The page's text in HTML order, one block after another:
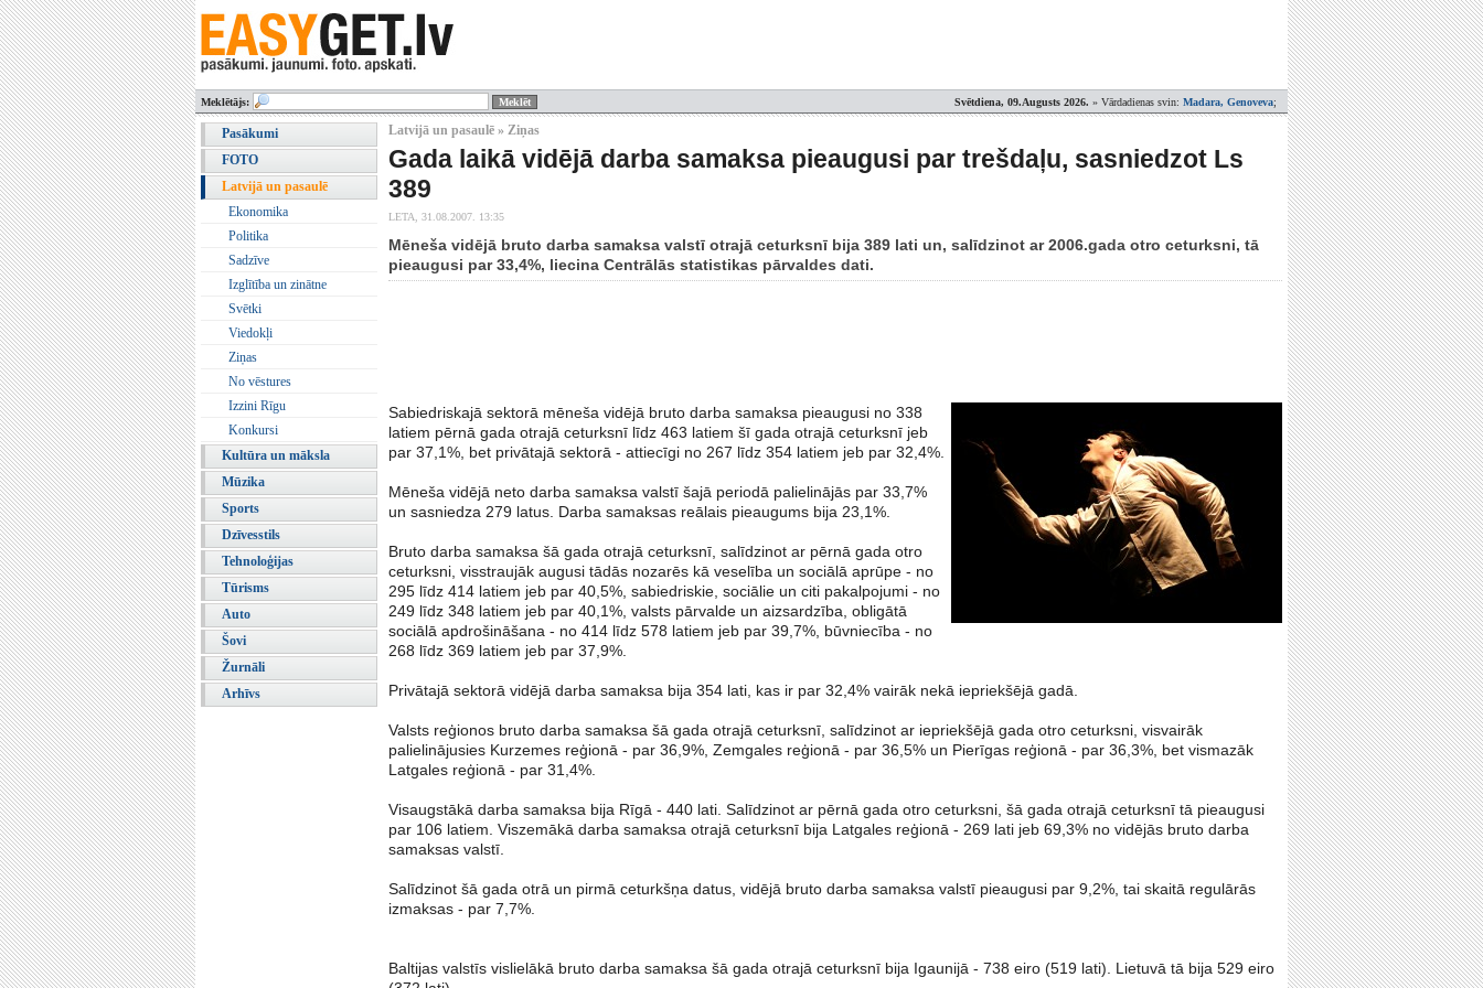
Svētdiena, 09.Augusts 2026. » Vārdadienas svin: Madara, Genoveva;
Meklētājs:
Pasākumi
FOTO
Latvijā un pasaulē
Ekonomika
Politika
Sadzīve
Izglītība un zinātne
Svētki
Viedokļi
Ziņas
No vēstures
Izzini Rīgu
Konkursi
Kultūra un māksla
Mūzika
Sports
Dzīvesstils
Tehnoloģijas
Tūrisms
Auto
Šovi
Žurnāli
Arhīvs
Latvijā un pasaulē » Ziņas
Gada laikā vidējā darba samaksa pieaugusi par trešdaļu, sasniedzot Ls
389
LETA, 31.08.2007. 13:35
Mēneša vidējā bruto darba samaksa valstī otrajā ceturksnī bija 389 lati un, salīdzinot ar 2006.gada otro ceturksni, tā
pieaugusi par 33,4%, liecina Centrālās statistikas pārvaldes dati.
Sabiedriskajā sektorā mēneša vidējā bruto darba samaksa pieaugusi no 338
latiem pērnā gada otrajā ceturksnī līdz 463 latiem šī gada otrajā ceturksnī jeb
par 37,1%, bet privātajā sektorā - attiecīgi no 267 līdz 354 latiem jeb par 32,4%.
Mēneša vidējā neto darba samaksa valstī šajā periodā palielinājās par 33,7%
un sasniedza 279 latus. Darba samaksas reālais pieaugums bija 23,1%.
Bruto darba samaksa šā gada otrajā ceturksnī, salīdzinot ar pērnā gada otro
ceturksni, visstraujāk augusi tādās nozarēs kā veselība un sociālā aprūpe - no
295 līdz 414 latiem jeb par 40,5%, sabiedriskie, sociālie un citi pakalpojumi - no
249 līdz 348 latiem jeb par 40,1%, valsts pārvalde un aizsardzība, obligātā
sociālā apdrošināšana - no 414 līdz 578 latiem jeb par 39,7%, būvniecība - no
268 līdz 369 latiem jeb par 37,9%.
Privātajā sektorā vidējā darba samaksa bija 354 lati, kas ir par 32,4% vairāk nekā iepriekšējā gadā.
Valsts reģionos bruto darba samaksa šā gada otrajā ceturksnī, salīdzinot ar iepriekšējā gada otro ceturksni, visvairāk
palielinājusies Kurzemes reģionā - par 36,9%, Zemgales reģionā - par 36,5% un Pierīgas reģionā - par 36,3%, bet vismazāk
Latgales reģionā - par 31,4%.
Visaugstākā darba samaksa bija Rīgā - 440 lati. Salīdzinot ar pērnā gada otro ceturksni, šā gada otrajā ceturksnī tā pieaugusi
par 106 latiem. Viszemākā darba samaksa otrajā ceturksnī bija Latgales reģionā - 269 lati jeb 69,3% no vidējās bruto darba
samaksas valstī.
Salīdzinot šā gada otrā un pirmā ceturkšņa datus, vidējā bruto darba samaksa valstī pieaugusi par 9,2%, tai skaitā regulārās
izmaksas - par 7,7%.
Baltijas valstīs vislielākā bruto darba samaksa šā gada otrajā ceturksnī bija Igaunijā - 738 eiro (519 lati). Lietuvā tā bija 529 eiro